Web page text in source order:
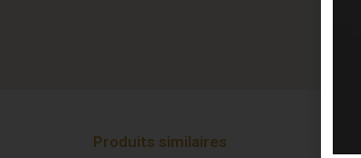
Produits similaires